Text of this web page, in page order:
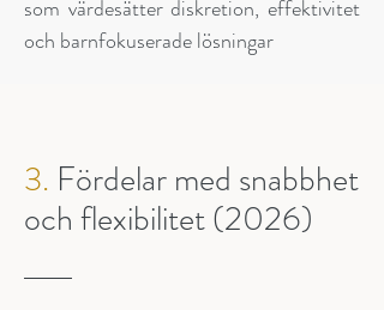
som värdesätter diskretion, effektivitet
och barnfokuserade lösningar
3. Fördelar med snabbhet
och flexibilitet (2026)